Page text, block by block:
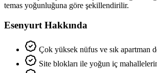
temas yoğunluğuna göre şekillendirilir.
Esenyurt Hakkında
Çok yüksek nüfus ve sık apartman
Site blokları ile yoğun iç